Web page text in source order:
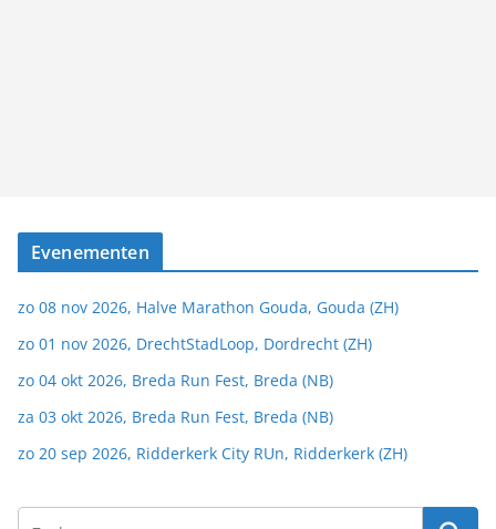
Evenementen
zo 08 nov 2026, Halve Marathon Gouda, Gouda (ZH)
zo 01 nov 2026, DrechtStadLoop, Dordrecht (ZH)
zo 04 okt 2026, Breda Run Fest, Breda (NB)
za 03 okt 2026, Breda Run Fest, Breda (NB)
zo 20 sep 2026, Ridderkerk City RUn, Ridderkerk (ZH)